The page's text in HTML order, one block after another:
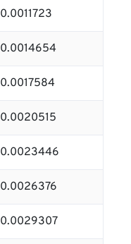
0.0011723
0.0014654
0.0017584
0.0020515
0.0023446
0.0026376
0.0029307